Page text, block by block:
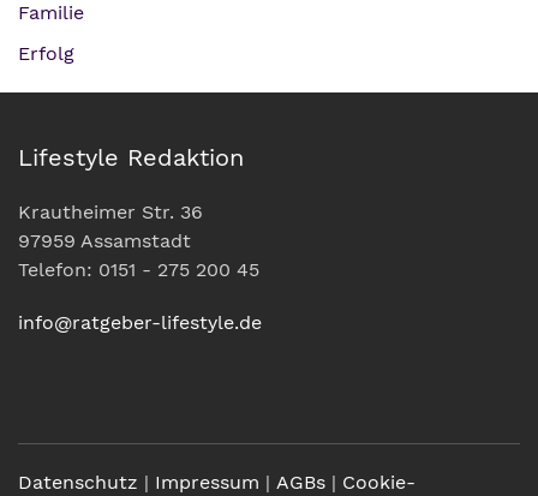
Familie
Erfolg
Lifestyle Redaktion
Krautheimer Str. 36
97959 Assamstadt
Telefon: 0151 - 275 200 45
info@ratgeber-lifestyle.de
Datenschutz | Impressum | AGBs | Cookie-